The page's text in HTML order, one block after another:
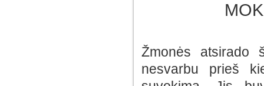
Žmonės atsirado
nesvarbu prieš